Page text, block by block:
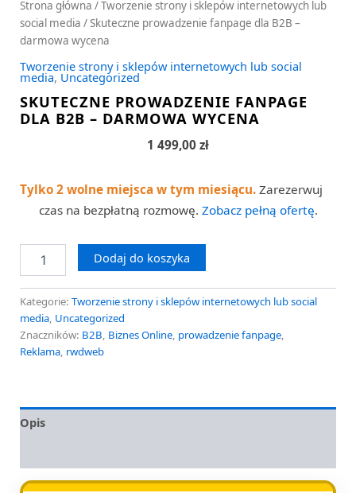
Strona główna /Tworzenie strony i sklepów internetowych lub
social media / Skuteczne prowadzenie fanpage dla B2B –
darmowa wycena
Tworzenie strony i sklepów internetowych lub social
media, Uncategorized
SKUTECZNE PROWADZENIE FANPAGE
DLA B2B – DARMOWA WYCENA
1 499,00 zł
Tylko 2 wolne miejsca w tym miesiącu. Zarezerwuj
czas na bezpłatną rozmowę. Zobacz pełną ofertę.
Dodaj do koszyka
Kategorie: Tworzenie strony i sklepów internetowych lub social
media, Uncategorized
Znaczników: B2B, Biznes Online, prowadzenie fanpage,
Reklama, rwdweb
Opis